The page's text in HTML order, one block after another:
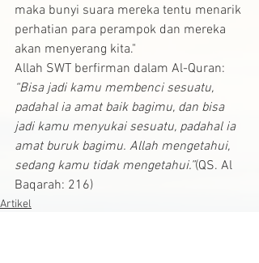
maka bunyi suara mereka tentu menarik
perhatian para perampok dan mereka
akan menyerang kita."
Allah SWT berfirman dalam Al-Quran:
“Bisa jadi kamu membenci sesuatu,
padahal ia amat baik bagimu, dan bisa
jadi kamu menyukai sesuatu, padahal ia
amat buruk bagimu. Allah mengetahui,
sedang kamu tidak mengetahui.”(QS. Al
Baqarah: 216)
Artikel